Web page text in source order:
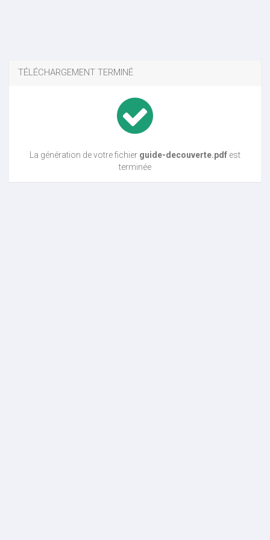
TÉLÉCHARGEMENT TERMINÉ
La génération de votre fichier guide-decouverte.pdf est
terminée